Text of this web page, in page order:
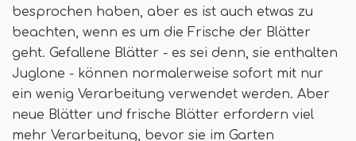
besprochen haben, aber es ist auch etwas zu
beachten, wenn es um die Frische der Blätter
geht. Gefallene Blätter - es sei denn, sie enthalten
Juglone - können normalerweise sofort mit nur
ein wenig Verarbeitung verwendet werden. Aber
neue Blätter und frische Blätter erfordern viel
mehr Verarbeitung, bevor sie im Garten